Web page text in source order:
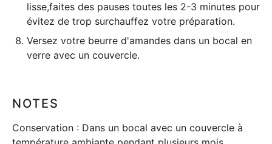
lisse,faites des pauses toutes les 2-3 minutes pour
évitez de trop surchauffez votre préparation.
Versez votre beurre d'amandes dans un bocal en
verre avec un couvercle.
NOTES
Conservation : Dans un bocal avec un couvercle à